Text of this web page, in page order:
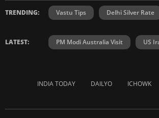
TRENDING: Vastu Tips Delhi Silver Rate
LATEST: PM Modi Australia Visit US
INDIA TODAY DAILYO ICHOWK